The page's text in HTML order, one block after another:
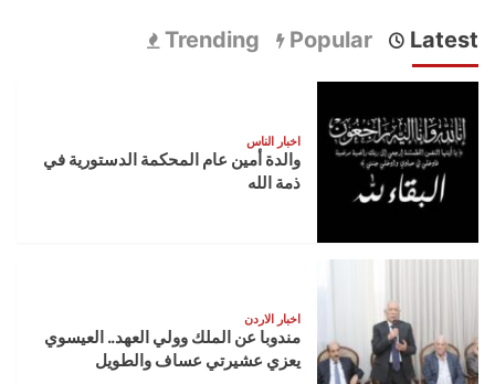
بمناسبة
الاستقلال
Latest
Popular
Trending
اخبار الناس
والدة أمين عام المحكمة الدستورية في
ذمة الله
اخبار الاردن
مندوبا عن الملك وولي العهد.. العيسوي
يعزي عشيرتي عساف والطويل